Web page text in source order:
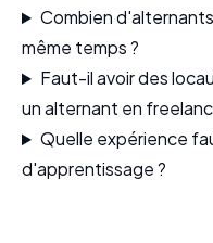
Combien
même temps ?
Faut-il avoir des
un alternant en
Quelle expérience
d'apprentissage ?